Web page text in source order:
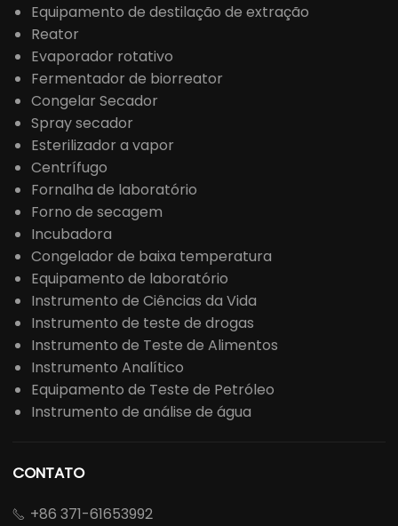
Equipamento de destilação de extração
Reator
Evaporador rotativo
Fermentador de biorreator
Congelar Secador
Spray secador
Esterilizador a vapor
Centrífugo
Fornalha de laboratório
Forno de secagem
Incubadora
Congelador de baixa temperatura
Equipamento de laboratório
Instrumento de Ciências da Vida
Instrumento de teste de drogas
Instrumento de Teste de Alimentos
Instrumento Analítico
Equipamento de Teste de Petróleo
Instrumento de análise de água
CONTATO
 +86 371-61653992